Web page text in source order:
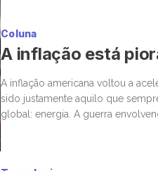
Coluna
A inflação está
A inflação americana voltou a
sido justamente aquilo que
global: energia. A guerra